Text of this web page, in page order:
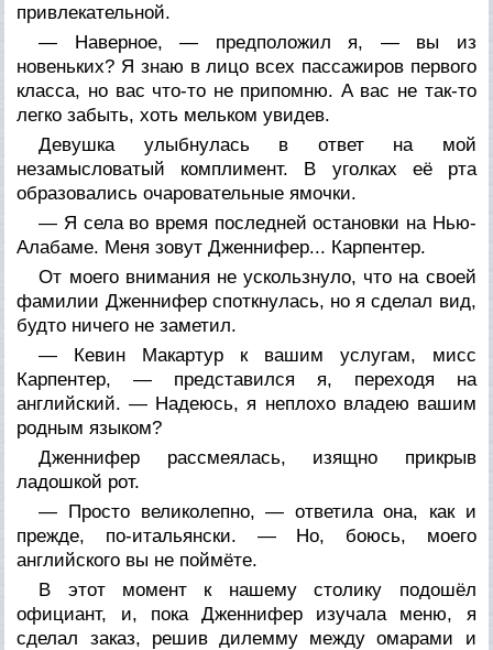
привлекательной.
— Наверное, — предположил я, — вы из
новеньких? Я знаю в лицо всех пассажиров первого
класса, но вас что-то не припомню. А вас не так-то
легко забыть, хоть мельком увидев.
Девушка улыбнулась в ответ на мой
незамысловатый комплимент. В уголках её рта
образовались очаровательные ямочки.
— Я села во время последней остановки на Нью-
Алабаме. Меня зовут Дженнифер... Карпентер.
От моего внимания не ускользнуло, что на своей
фамилии Дженнифер споткнулась, но я сделал вид,
будто ничего не заметил.
— Кевин Макартур к вашим услугам, мисс
Карпентер, — представился я, переходя на
английский. — Надеюсь, я неплохо владею вашим
родным языком?
Дженнифер рассмеялась, изящно прикрыв
ладошкой рот.
— Просто великолепно, — ответила она, как и
прежде, по-итальянски. — Но, боюсь, моего
английского вы не поймёте.
В этот момент к нашему столику подошёл
официант, и, пока Дженнифер изучала меню, я
сделал заказ, решив дилемму между омарами и